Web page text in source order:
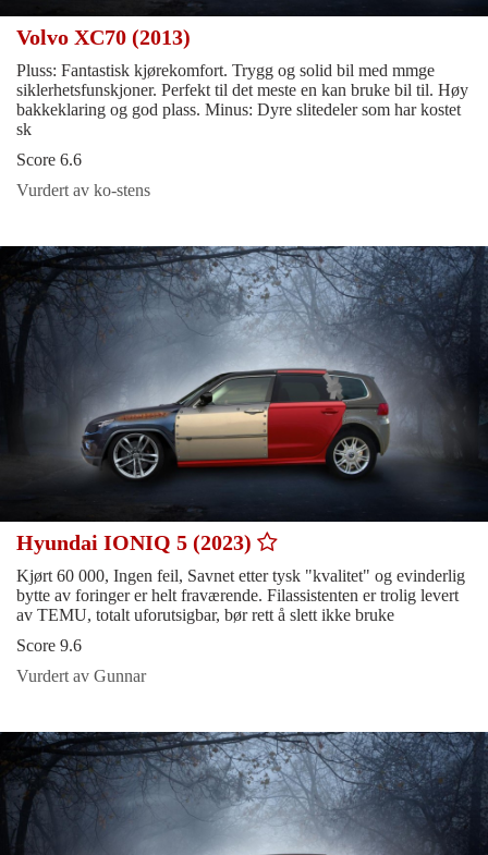
Volvo XC70 (2013)
Pluss: Fantastisk kjørekomfort. Trygg og solid bil med mmge
siklerhetsfunskjoner. Perfekt til det meste en kan bruke bil til. Høy
bakkeklaring og god plass. Minus: Dyre slitedeler som har kostet
sk
Score 6.6
Vurdert av ko-stens
Hyundai IONIQ 5 (2023)
Kjørt 60 000, Ingen feil, Savnet etter tysk "kvalitet" og evinderlig
bytte av foringer er helt fraværende. Filassistenten er trolig levert
av TEMU, totalt uforutsigbar, bør rett å slett ikke bruke
Score 9.6
Vurdert av Gunnar